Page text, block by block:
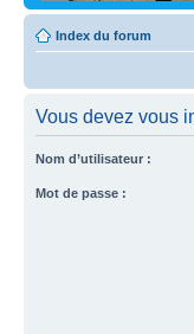
Index du forum
Vous devez vous
Nom d’utilisateur :
Mot de passe :